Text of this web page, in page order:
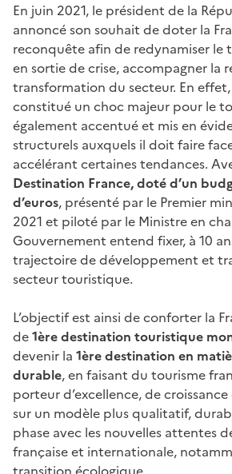
En juin 2021, le président de la
annoncé son souhait de doter la
reconquête afin de redynamiser le
en sortie de crise, accompagner la
transformation du secteur. En effet,
constitué un choc majeur pour le
également accentué et mis en
structurels auxquels il doit faire
accélérant certaines tendances.
Destination France, doté d’un
d’euros, présenté par le Premier
2021 et piloté par le Ministre en
Gouvernement entend fixer, à 10
trajectoire de développement et
secteur touristique.
L’objectif est ainsi de conforter la
de1ère destination touristique
devenir la 1ère destination en
durable, en faisant du tourisme
porteur d’excellence, de
sur un modèle plus qualitatif,
phase avec les nouvelles attentes
française et internationale,